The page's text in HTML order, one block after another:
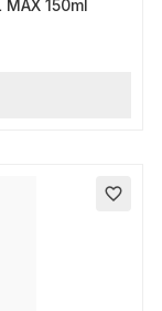
MAX 150ml
favorite_border